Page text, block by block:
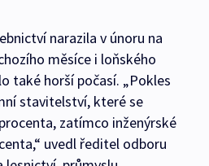
narazila v únoru na
měsíce i loňského
také horší počasí. „Pokles
stavitelství, které se
zatímco inženýrské
uvedl ředitel odboru